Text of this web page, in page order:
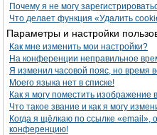
Почему я не могу
Что делает функция «Удалить
Параметры и настройки
Как мне изменить мои настройки?
На конференции неправильное
Я изменил часовой пояс, но время
Моего языка нет в списке!
Как я могу поместить
Что такое звание и как я могу
Когда я щёлкаю по ссылке «email»,
конференцию!